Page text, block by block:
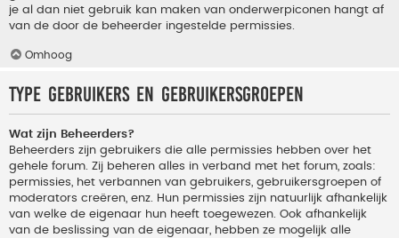
je al dan niet gebruik kan maken van onderwerpiconen hangt af
van de door de beheerder ingestelde permissies.
Omhoog
Type gebruikers en gebruikersgroepen
Wat zijn Beheerders?
Beheerders zijn gebruikers die alle permissies hebben over het
gehele forum. Zij beheren alles in verband met het forum, zoals:
permissies, het verbannen van gebruikers, gebruikersgroepen of
moderators creëren, enz. Hun permissies zijn natuurlijk afhankelijk
van welke de eigenaar hun heeft toegewezen. Ook afhankelijk
van de beslissing van de eigenaar, hebben ze mogelijk alle